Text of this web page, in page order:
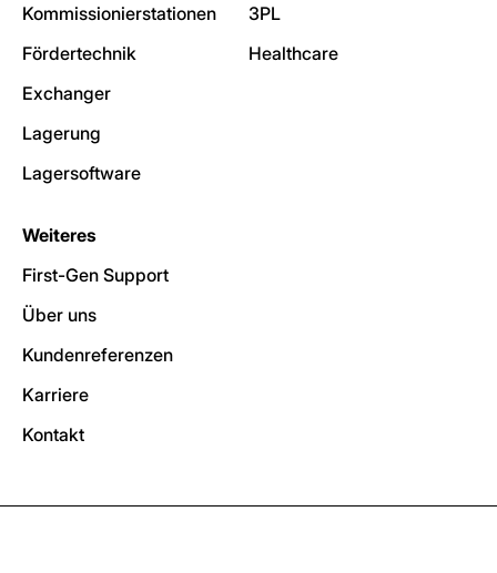
Kommissionierstationen
Fördertechnik
Exchanger
Lagerung
Lagersoftware
3PL
Healthcare
Weiteres
First-Gen Support
Über uns
Kundenreferenzen
Karriere
Kontakt